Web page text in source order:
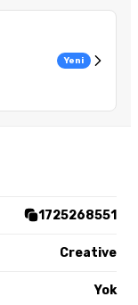
Yeni
1725268551
Creative
Yok